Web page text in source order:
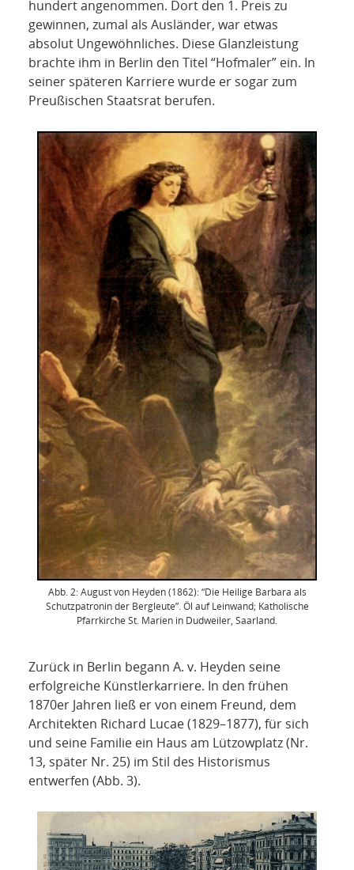
hundert angenommen. Dort den 1. Preis zu
gewinnen, zumal als Ausländer, war etwas
absolut Ungewöhnliches. Diese Glanzleistung
brachte ihm in Berlin den Titel “Hofmaler” ein. In
seiner späteren Karriere wurde er sogar zum
Preußischen Staatsrat berufen.
Abb. 2: August von Heyden (1862): “Die Heilige Barbara als
Schutzpatronin der Bergleute”. Öl auf Leinwand; Katholische
Pfarrkirche St. Marien in Dudweiler, Saarland.
Zurück in Berlin begann A. v. Heyden seine
erfolgreiche Künstlerkarriere. In den frühen
1870er Jahren ließ er von einem Freund, dem
Architekten Richard Lucae (1829–1877), für sich
und seine Familie ein Haus am Lützowplatz (Nr.
13, später Nr. 25) im Stil des Historismus
entwerfen (Abb. 3).